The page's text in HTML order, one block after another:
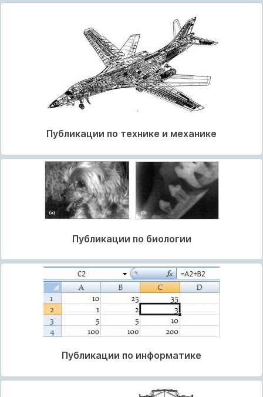
Публикации по технике и механике
Публикации по биологии
Публикации по информатике